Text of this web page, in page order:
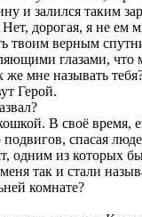
и залился таким
дорогая, я не ем
твоим верным
глазами, что
мне называть
Герой.
В своё время,
спасая
одним из которых
так и стали
комнате?